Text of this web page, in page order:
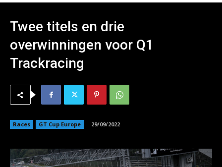
Twee titels en drie
overwinningen voor Q1
Trackracing
Races GT Cup Europe 29/09/2022